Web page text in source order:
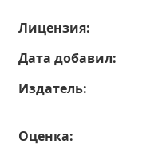
Лицензия:
Дата добавил:
Издатель:
Оценка: